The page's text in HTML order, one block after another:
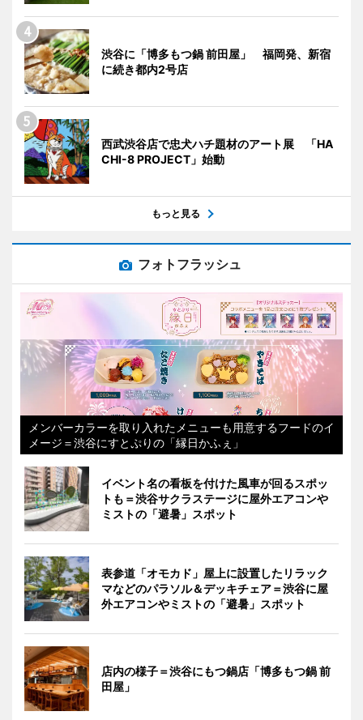
渋谷に「博多もつ鍋 前田屋」 福岡発、新宿
に続き都内2号店
西武渋谷店で忠犬ハチ題材のアート展 「HA
CHI-8 PROJECT」始動
もっと見る
フォトフラッシュ
メンバーカラーを取り入れたメニューも用意するフードのイ
メージ＝渋谷にすとぷりの「縁日かふぇ」
イベント名の看板を付けた風車が回るスポッ
トも＝渋谷サクラステージに屋外エアコンや
ミストの「避暑」スポット
表参道「オモカド」屋上に設置したリラック
マなどのパラソル＆デッキチェア＝渋谷に屋
外エアコンやミストの「避暑」スポット
店内の様子＝渋谷にもつ鍋店「博多もつ鍋 前
田屋」